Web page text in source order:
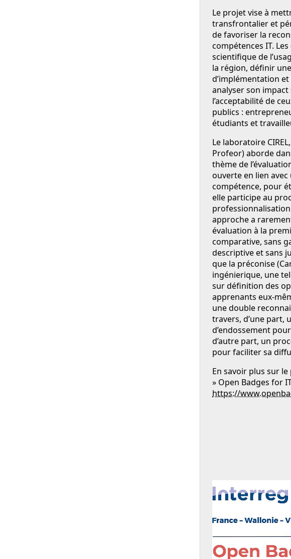
Le projet vise à
transfrontalier et
de favoriser la
compétences IT.
scientifique de
la région, définir
d’implémentation et
analyser son impact
l’acceptabilité de
publics :
étudiants et
Le laboratoire
Profeor) aborde
thème de
ouverte en lien
compétence, pour
elle participe au
approche a
évaluation à la
comparative, sans
descriptive et sans
que la préconise
ingénierique, une
sur définition des
apprenants eux-
une double
travers, d’une part,
d’endossement
d’autre part, un
pour faciliter sa
En savoir plus sur
» Open Badges for
https://